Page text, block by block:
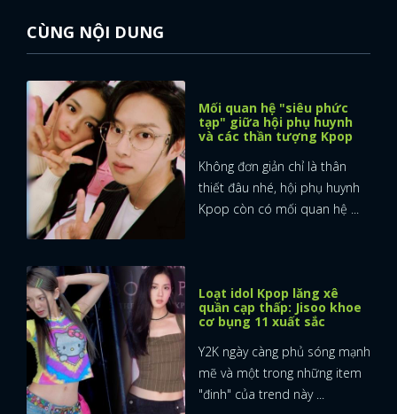
CÙNG NỘI DUNG
Mối quan hệ "siêu phức
tạp" giữa hội phụ huynh
và các thần tượng Kpop
Không đơn giản chỉ là thân
thiết đâu nhé, hội phụ huynh
Kpop còn có mối quan hệ ...
Loạt idol Kpop lăng xê
quần cạp thấp: Jisoo khoe
cơ bụng 11 xuất sắc
Y2K ngày càng phủ sóng mạnh
mẽ và một trong những item
"đinh" của trend này ...